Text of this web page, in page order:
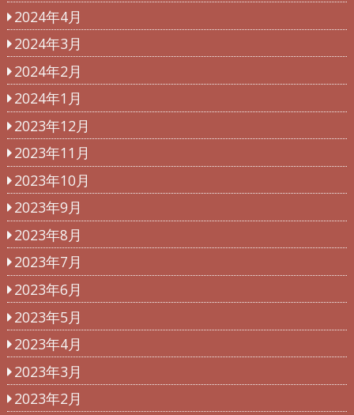
2024年4月
2024年3月
2024年2月
2024年1月
2023年12月
2023年11月
2023年10月
2023年9月
2023年8月
2023年7月
2023年6月
2023年5月
2023年4月
2023年3月
2023年2月